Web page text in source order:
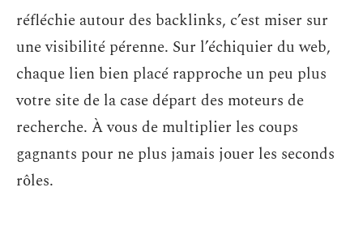
réfléchie autour des backlinks, c’est miser sur
une visibilité pérenne. Sur l’échiquier du web,
chaque lien bien placé rapproche un peu plus
votre site de la case départ des moteurs de
recherche. À vous de multiplier les coups
gagnants pour ne plus jamais jouer les seconds
rôles.